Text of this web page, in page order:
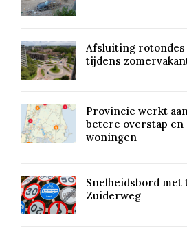
Afsluiting rotondes
tijdens
Provincie werkt
betere overstap en
woningen
Snelheidsbord met
Zuiderweg